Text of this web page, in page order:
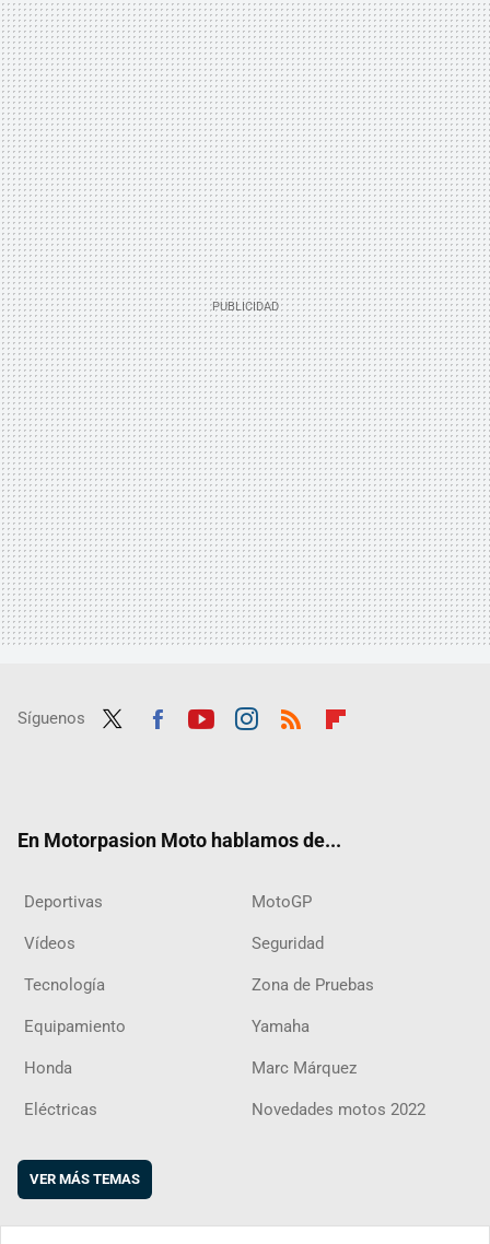
Síguenos
En Motorpasion Moto hablamos de...
Deportivas MotoGP
Vídeos Seguridad
Tecnología Zona de Pruebas
Equipamiento Yamaha
Honda Marc Márquez
Eléctricas Novedades motos 2022
VER MÁS TEMAS